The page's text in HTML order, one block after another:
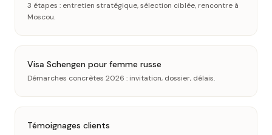
3 étapes : entretien stratégique, sélection ciblée, rencontre à
Moscou.
Visa Schengen pour femme russe
Démarches concrètes 2026 : invitation, dossier, délais.
Témoignages clients